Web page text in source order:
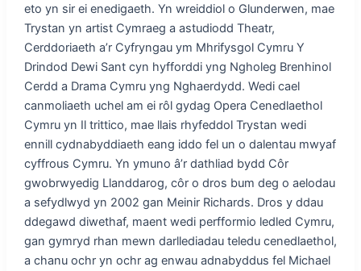
eto yn sir ei enedigaeth. Yn wreiddiol o Glunderwen, mae
Trystan yn artist Cymraeg a astudiodd Theatr,
Cerddoriaeth a’r Cyfryngau ym Mhrifysgol Cymru Y
Drindod Dewi Sant cyn hyfforddi yng Ngholeg Brenhinol
Cerdd a Drama Cymru yng Nghaerdydd. Wedi cael
canmoliaeth uchel am ei rôl gydag Opera Cenedlaethol
Cymru yn Il trittico, mae llais rhyfeddol Trystan wedi
ennill cydnabyddiaeth eang iddo fel un o dalentau mwyaf
cyffrous Cymru. Yn ymuno â’r dathliad bydd Côr
gwobrwyedig Llanddarog, côr o dros bum deg o aelodau
a sefydlwyd yn 2002 gan Meinir Richards. Dros y ddau
ddegawd diwethaf, maent wedi perfformio ledled Cymru,
gan gymryd rhan mewn darllediadau teledu cenedlaethol,
a chanu ochr yn ochr ag enwau adnabyddus fel Michael